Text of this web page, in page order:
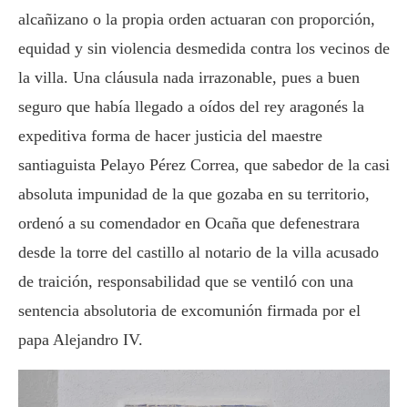
alcañizano o la propia orden actuaran con proporción,
equidad y sin violencia desmedida contra los vecinos de
la villa. Una cláusula nada irrazonable, pues a buen
seguro que había llegado a oídos del rey aragonés la
expeditiva forma de hacer justicia del maestre
santiaguista Pelayo Pérez Correa, que sabedor de la casi
absoluta impunidad de la que gozaba en su territorio,
ordenó a su comendador en Ocaña que defenestrara
desde la torre del castillo al notario de la villa acusado
de traición, responsabilidad que se ventiló con una
sentencia absolutoria de excomunión firmada por el
papa Alejandro IV.